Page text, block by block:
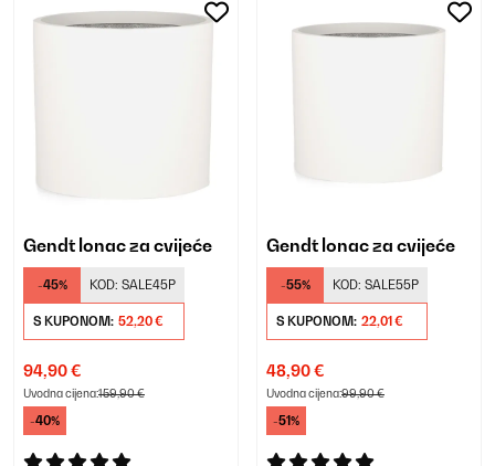
Gendt lonac za cvijeće
-45% KOD: SALE45P
S KUPONOM: 52,20 €
94,90 €
Uvodna cijena:159,90 €
-40%
Gendt lonac za cvijeće
-55% KOD: SALE55P
S KUPONOM: 22,01 €
48,90 €
Uvodna cijena:99,90 €
-51%